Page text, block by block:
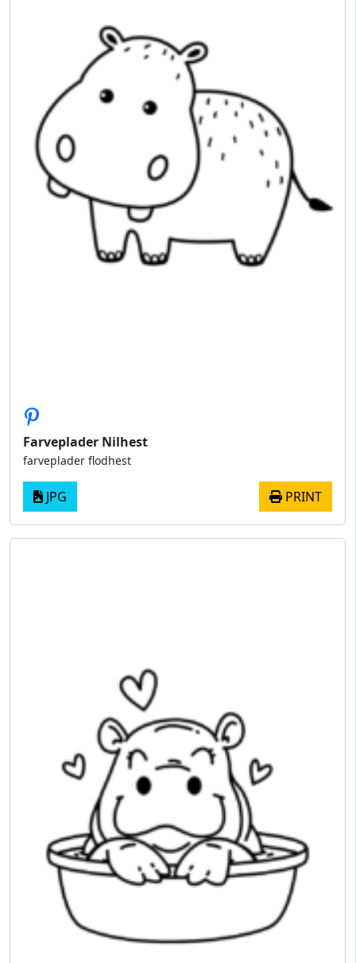
Farveplader Nilhest
farveplader flodhest
JPG PRINT